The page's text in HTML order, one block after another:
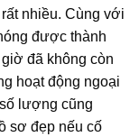
nhiều. Cùng với
được thành
đã không còn
hoạt động ngoại
lượng cũng
sơ đẹp nếu cố